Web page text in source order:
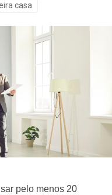
casa
pelo menos 20